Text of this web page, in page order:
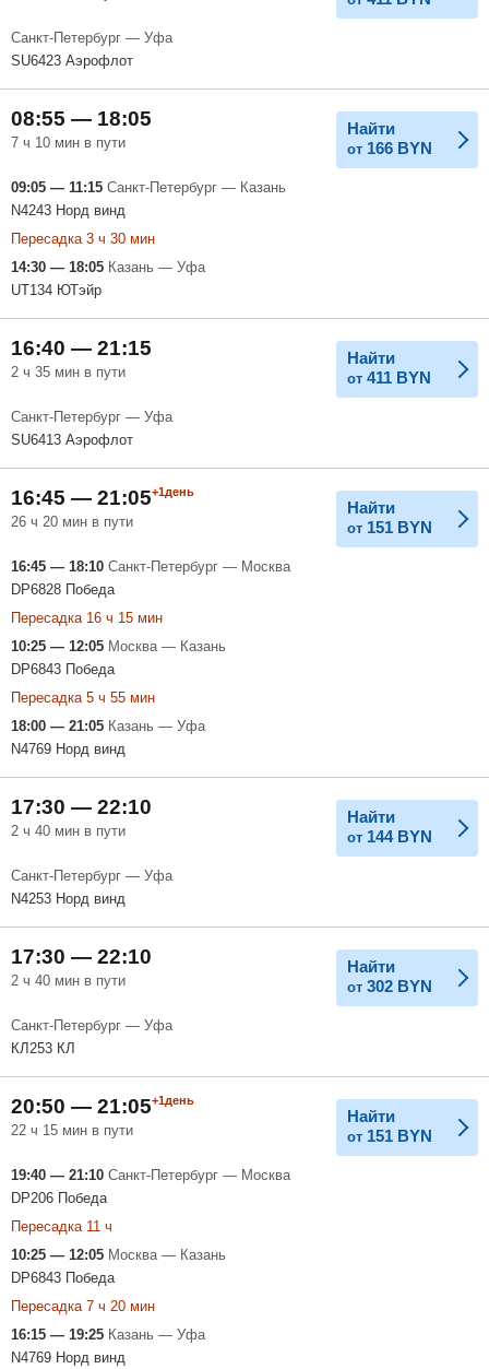
Санкт-Петербург — Уфа
SU6423 Аэрофлот
08:55 — 18:05
7 ч 10 мин в пути
Найти
от 166 BYN
09:05 — 11:15 Санкт-Петербург — Казань
N4243 Норд винд
Пересадка 3 ч 30 мин
14:30 — 18:05 Казань — Уфа
UT134 ЮТэйр
16:40 — 21:15
2 ч 35 мин в пути
Найти
от 411 BYN
Санкт-Петербург — Уфа
SU6413 Аэрофлот
16:45 — 21:05+1день
26 ч 20 мин в пути
Найти
от 151 BYN
16:45 — 18:10 Санкт-Петербург — Москва
DP6828 Победа
Пересадка 16 ч 15 мин
10:25 — 12:05 Москва — Казань
DP6843 Победа
Пересадка 5 ч 55 мин
18:00 — 21:05 Казань — Уфа
N4769 Норд винд
17:30 — 22:10
2 ч 40 мин в пути
Найти
от 144 BYN
Санкт-Петербург — Уфа
N4253 Норд винд
17:30 — 22:10
2 ч 40 мин в пути
Найти
от 302 BYN
Санкт-Петербург — Уфа
КЛ253 КЛ
20:50 — 21:05+1день
22 ч 15 мин в пути
Найти
от 151 BYN
19:40 — 21:10 Санкт-Петербург — Москва
DP206 Победа
Пересадка 11 ч
10:25 — 12:05 Москва — Казань
DP6843 Победа
Пересадка 7 ч 20 мин
16:15 — 19:25 Казань — Уфа
N4769 Норд винд